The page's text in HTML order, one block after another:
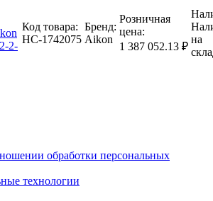
2-
Код товара:
НС-1742075
Бренд:
Aikon
Розничная
цена:
1 387 052.13 ₽
на
обработки персональных
технологии